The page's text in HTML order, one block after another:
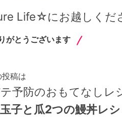
Life☆にお越しくだ
がとうございます
稿は
予防のおもてなしレ
子と瓜2つの鰻丼レ